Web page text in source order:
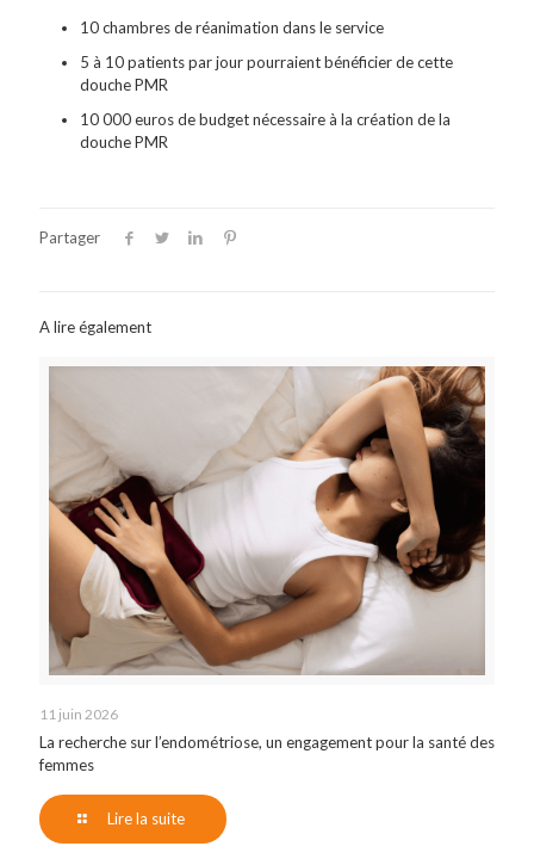
10 chambres de réanimation dans le service
5 à 10 patients par jour pourraient bénéficier de cette
douche PMR
10 000 euros de budget nécessaire à la création de la
douche PMR
Partager
A lire également
11 juin 2026
La recherche sur l’endométriose, un engagement pour la santé des
femmes
Lire la suite